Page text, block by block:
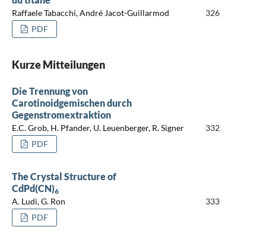
Raffaele Tabacchi, André Jacot-Guillarmod
326
PDF
Kurze Mitteilungen
Die Trennung von
Carotinoidgemischen durch
Gegenstromextraktion
E.C. Grob, H. Pfander, U. Leuenberger, R. Signer
332
PDF
The Crystal Structure of
CdPd(CN)6
A. Ludi, G. Ron
333
PDF